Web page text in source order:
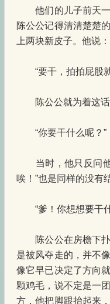
他们的儿子前天一
陈公公记得清清楚楚
上两块新皮子。他说：
“要干，拍拍屁股就
陈公公就为着这话
“你要干什么呢？”
当时，他只反问他
唉！”也是同样的没有
“爹！你想想要干什
陈公公在房檐下扑
是被风夺走的，并不
像它早已决定了方向
颗鸡毛，说不定是一
方，他把脚跟抬起来